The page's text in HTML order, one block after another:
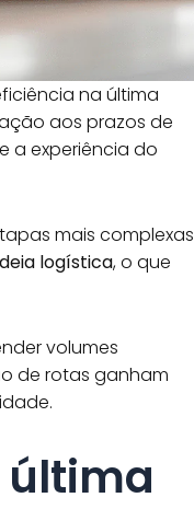
na última
aos prazos de
a experiência do
mais complexas
logística, o que
volumes
de rotas ganham
última